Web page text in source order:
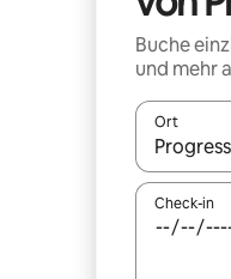
Buche
und mehr
Ort
Wenn
Check-in